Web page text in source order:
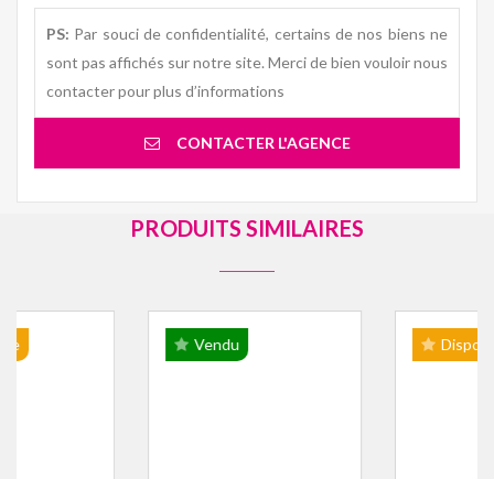
PS: Par souci de confidentialité, certains de nos biens ne
sont pas affichés sur notre site. Merci de bien vouloir nous
contacter pour plus d’informations
CONTACTER L'AGENCE
PRODUITS SIMILAIRES
Vendu Disponible